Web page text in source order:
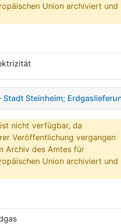
Union archiviert und
Steinheim;
nicht verfügbar, da
Veröffentlichung vergangen
Archiv des Amtes für
Union archiviert und